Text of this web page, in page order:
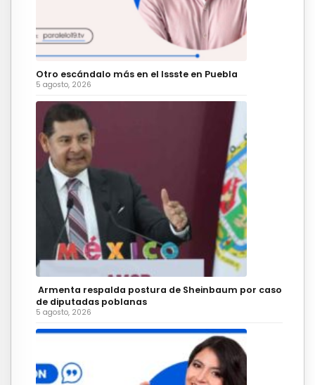
Otro escándalo más en el Issste en Puebla
5 agosto, 2026
Armenta respalda postura de Sheinbaum por caso
de diputadas poblanas
5 agosto, 2026